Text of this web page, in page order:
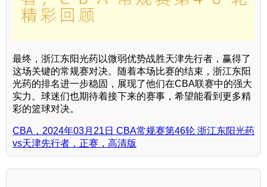
最终，浙江东阳光药以微弱优势战胜天津先行者，赢得了
这场关键的常规赛对决。随着本场比赛的结束，浙江东阳
光药的排名进一步稳固，展现了他们在CBA联赛中的强大
实力。球迷们也期待着接下来的赛事，希望能看到更多精
彩的篮球对决。
CBA，2024年03月21日 CBA常规赛第46轮 浙江东阳光药
vs天津先行者，正赛，高清版